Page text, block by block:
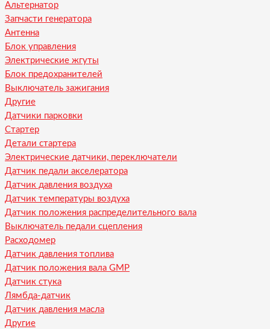
Альтернатор
Запчасти генератора
Антенна
Блок управления
Электрические жгуты
Блок предохранителей
Выключатель зажигания
Другие
Датчики парковки
Стартер
Детали стартера
Электрические датчики, переключатели
Датчик педали акселератора
Датчик давления воздуха
Датчик температуры воздуха
Датчик положения распределительного вала
Выключатель педали сцепления
Расходомер
Датчик давления топлива
Датчик положения вала GMP
Датчик стука
Лямбда-датчик
Датчик давления масла
Другие